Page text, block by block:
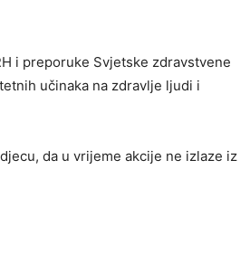
i preporuke Svjetske zdravstvene
učinaka na zdravlje ljudi i
da u vrijeme akcije ne izlaze iz